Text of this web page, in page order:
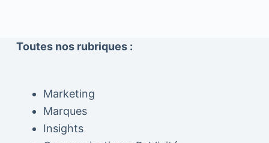
Toutes nos rubriques :
Marketing
Marques
Insights